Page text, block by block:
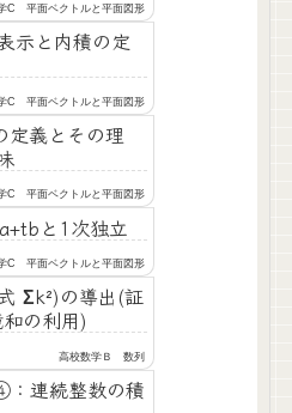
C 平面ベクトルと平面図形
示と内積の定
C 平面ベクトルと平面図形
定義とその理
C 平面ベクトルと平面図形
と1次独立
C 平面ベクトルと平面図形
Σk²)の導出(証
の利用)
高校数学Ｂ 数列
連続整数の積